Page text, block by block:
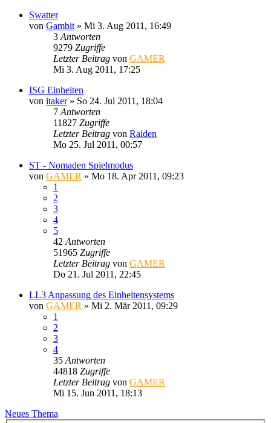
Swatter
von Gambit » Mi 3. Aug 2011, 16:49
3 Antworten
9279 Zugriffe
Letzter Beitrag von GAMER
Mi 3. Aug 2011, 17:25
ISG Einheiten
von itaker» So 24. Jul 2011, 18:04
7 Antworten
11827 Zugriffe
Letzter Beitrag von Raiden
Mo 25. Jul 2011, 00:57
ST - Nomaden Spielmodus
von GAMER » Mo 18. Apr 2011, 09:23
1
2
3
4
5
42 Antworten
51965 Zugriffe
Letzter Beitrag von GAMER
Do 21. Jul 2011, 22:45
LL3 Anpassung des Einheitensystems
von GAMER » Mi 2. Mär 2011, 09:29
1
2
3
4
35 Antworten
44818 Zugriffe
Letzter Beitrag von GAMER
Mi 15. Jun 2011, 18:13
Neues Thema